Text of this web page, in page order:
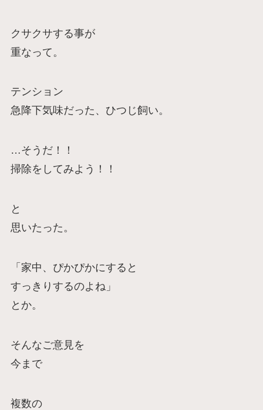
クサクサする事が
重なって。
テンション
急降下気味だった、ひつじ飼い。
…そうだ！！
掃除をしてみよう！！
と
思いたった。
「家中、ぴかぴかにすると
すっきりするのよね」
とか。
そんなご意見を
今まで
複数の